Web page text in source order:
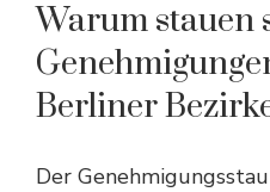
Warum stauen
Berliner
Der